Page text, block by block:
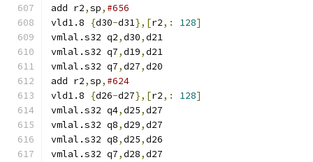
add r2,sp, #656
vld1.8
{d30-d31},[r2,: 128]
vmlal.s32 q2,d30,d21
vmlal.s32 q7,d19,d21
vmlal.s32 q7,d27,d20
add r2,sp, #624
vld1.8
{d26-d27},[r2,: 128]
vmlal.s32 q4,d25,d27
vmlal.s32 q8,d29,d27
vmlal.s32 q8,d25,d26
vmlal.s32 q7,d28,d27